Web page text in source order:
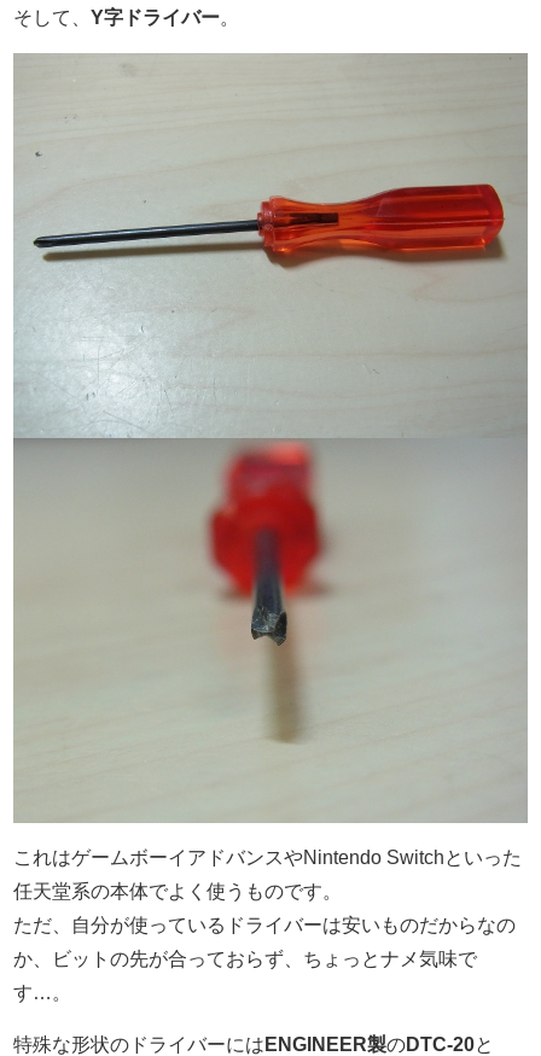
そして、Y字ドライバー。
これはゲームボーイアドバンスやNintendo Switchといった
任天堂系の本体でよく使うものです。
ただ、自分が使っているドライバーは安いものだからなの
か、ビットの先が合っておらず、ちょっとナメ気味で
す…。
特殊な形状のドライバーには ENGINEER製のDTC-20と